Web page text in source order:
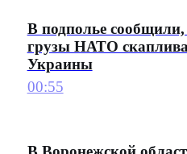
В подполье
грузы НАТО
Украины
00:55